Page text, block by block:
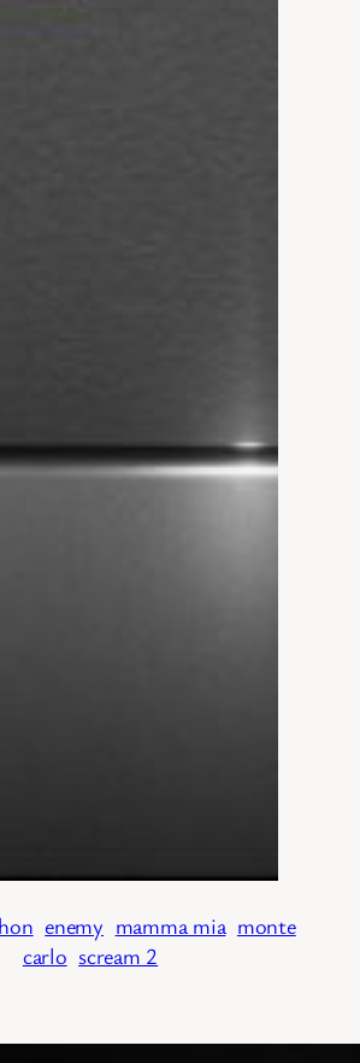
enemy mamma mia monte
carlo scream 2